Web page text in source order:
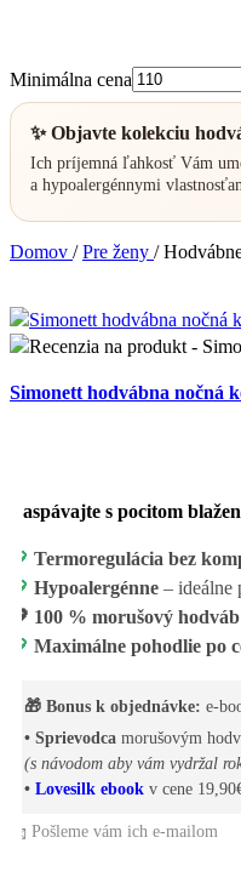
Minimálna cena
✨ Objavte kolekciu
Ich príjemná ľahkosť Vám
a hypoalergénnymi
Domov / Pre ženy /
Simonett hodvábna nočná
Zaspávajte s pocitom
💖 Termoregulácia bez
💖 Hypoalergénne – ideálne
💖 100 % morušový hodváb
💖 Maximálne pohodlie po
🎁 Bonus k objednávke: e-
• Sprievodca morušovým
(s návodom aby vám vydržal
• Lovesilk ebook v cene
📩 Pošleme vám ich e-mailom